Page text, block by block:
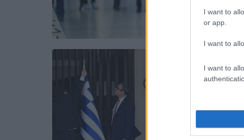
I want to
or app.
I want to
I want to